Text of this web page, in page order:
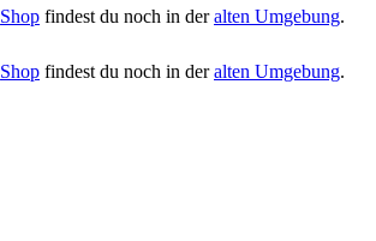
Shop findest du noch in deralten Umgebung.
Shop findest du noch in deralten Umgebung.